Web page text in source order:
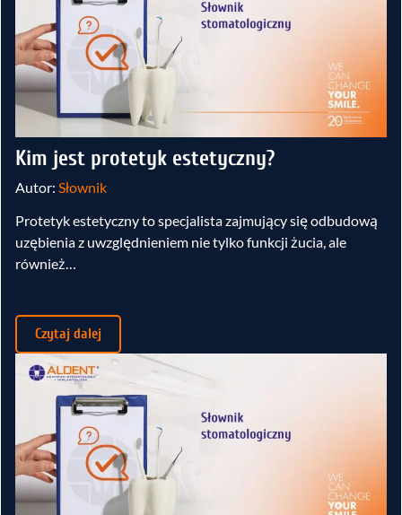
Kim jest protetyk estetyczny?
Autor: Słownik
Protetyk estetyczny to specjalista zajmujący się odbudową
uzębienia z uwzględnieniem nie tylko funkcji żucia, ale
również…
Czytaj dalej